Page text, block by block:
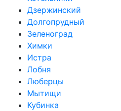
Дзержинский
Долгопрудный
Зеленоград
Химки
Истра
Лобня
Люберцы
Мытищи
Кубинка